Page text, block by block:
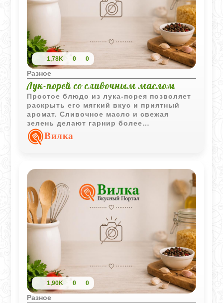
1,78K 0 0
Разное
Лук-порей со сливочным маслом
Простое блюдо из лука-порея позволяет
раскрыть его мягкий вкус и приятный
аромат. Сливочное масло и свежая
зелень делают гарнир более
насыщенным и хорошо дополняют мясо,
птицу или рыбу.
Вилка
1,90K 0 0
Разное